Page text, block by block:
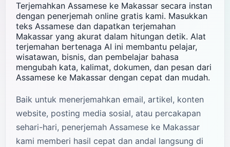
Terjemahkan Assamese ke Makassar secara instan
dengan penerjemah online gratis kami. Masukkan
teks Assamese dan dapatkan terjemahan
Makassar yang akurat dalam hitungan detik. Alat
terjemahan bertenaga AI ini membantu pelajar,
wisatawan, bisnis, dan pembelajar bahasa
mengubah kata, kalimat, dokumen, dan pesan dari
Assamese ke Makassar dengan cepat dan mudah.
Baik untuk menerjemahkan email, artikel, konten
website, posting media sosial, atau percakapan
sehari-hari, penerjemah Assamese ke Makassar
kami memberi hasil cepat dan andal langsung di